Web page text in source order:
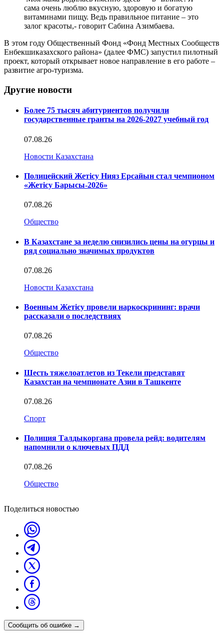
сама очень люблю вкусную, здоровую и богатую
витаминами пищу. Ведь правильное питание – это
залог красоты,- говорит Сабина Азимбаева.
В этом году Общественный Фонд «Фонд Местных Сообществ
Енбекшиказахского района» (далее ФМС) запустил пилотный
проект, который открывает новое направление в его работе –
развитие агро-туризма.
Другие новости
Более 75 тысяч абитуриентов получили
государственные гранты на 2026-2027 учебный год
07.08.26
Новости Казахстана
Полицейский Жетісу Нияз Ерсайын стал чемпионом
«Жетісу Барысы-2026»
07.08.26
Общество
В Казахстане за неделю снизились цены на огурцы и
ряд социально значимых продуктов
07.08.26
Новости Казахстана
Военным Жетісу провели наркоскрининг: врачи
рассказали о последствиях
07.08.26
Общество
Шесть тяжелоатлетов из Текели представят
Казахстан на чемпионате Азии в Ташкенте
07.08.26
Спорт
Полиция Талдыкоргана провела рейд: водителям
напомнили о ключевых ПДД
07.08.26
Общество
Поделиться новостью
Сообщить об ошибке →